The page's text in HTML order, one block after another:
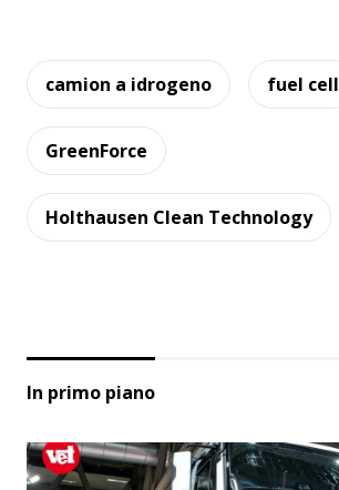
camion a idrogeno fuel cell
GreenForce
Holthausen Clean Technology
In primo piano